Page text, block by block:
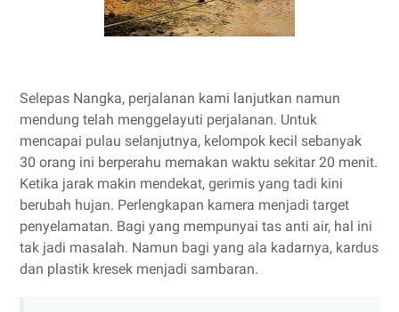
Selepas Nangka, perjalanan kami lanjutkan namun
mendung telah menggelayuti perjalanan. Untuk
mencapai pulau selanjutnya, kelompok kecil sebanyak
30 orang ini berperahu memakan waktu sekitar 20 menit.
Ketika jarak makin mendekat, gerimis yang tadi kini
berubah hujan. Perlengkapan kamera menjadi target
penyelamatan. Bagi yang mempunyai tas anti air, hal ini
tak jadi masalah. Namun bagi yang ala kadarnya, kardus
dan plastik kresek menjadi sambaran.